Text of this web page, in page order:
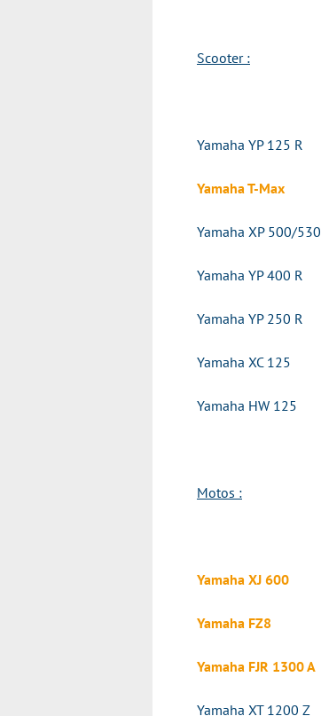
Scooter :
Yamaha YP 125 R
Yamaha T-Max
Yamaha XP 500/530
Yamaha YP 400 R
Yamaha YP 250 R
Yamaha XC 125
Yamaha HW 125
Motos :
Yamaha XJ 600
Yamaha FZ8
Yamaha FJR 1300 A
Yamaha XT 1200 Z